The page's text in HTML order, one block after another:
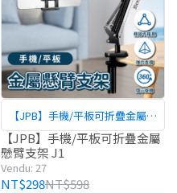
【JPB】手機/平板可折疊金屬懸
臂支架 J1
【JPB】手機/平板可折疊金屬
懸臂支架 J1
Vendu: 27
NT$298NT$598